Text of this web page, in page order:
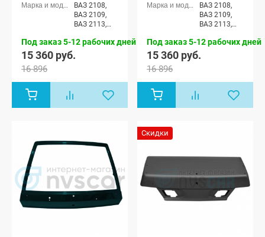
ВАЗ 2108,
ВАЗ 2109,
ВАЗ 2113,
Под заказ 5-12 рабочих дней
15 360 руб.
16 896
ВАЗ 2108,
ВАЗ 2109,
ВАЗ 2113,
Под заказ 5-12 рабочих дней
15 360 руб.
16 896
Скидки